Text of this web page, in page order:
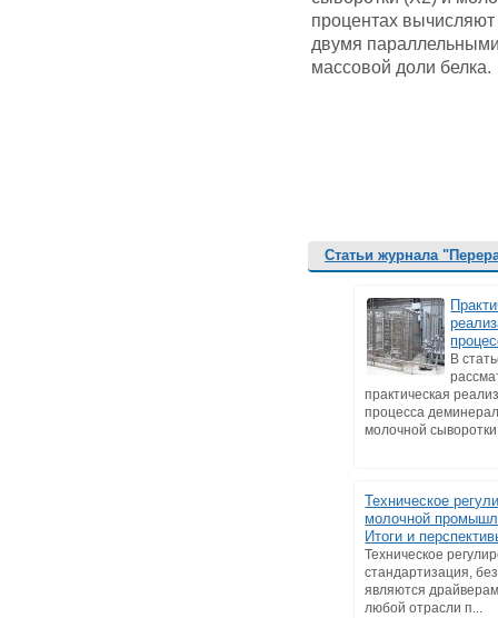
процентах
двумя
массовой доли белка.
Статьи журнала
В
практическая
процесса
молочной
Техническое
молочной
Итоги и
Техническое
стандартизация,
являются
любой отрасли п...